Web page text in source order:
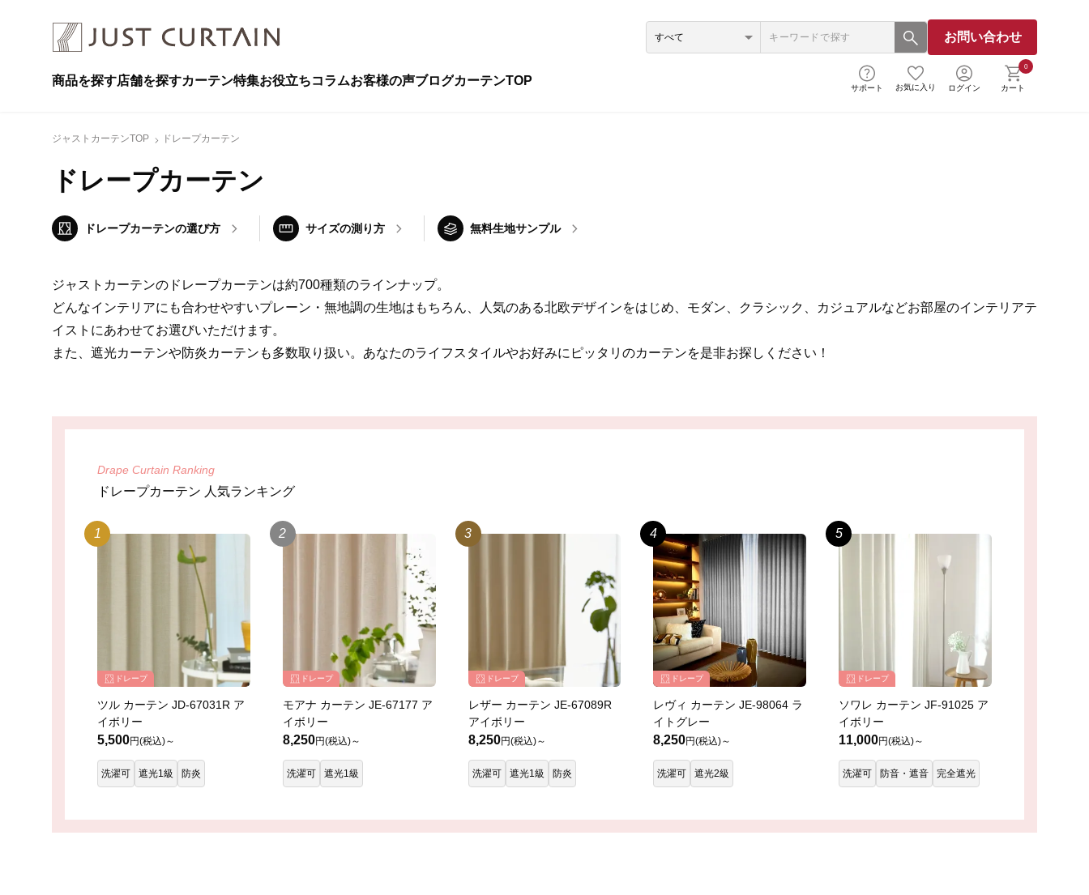
お問い合わせ
商品を探す店舗を探すカーテン特集お役立ちコラムお客様の声ブログカーテンTOP
サポート お気に入り ログイン
0
カート
ジャストカーテンTOP ドレープカーテン
ドレープカーテン
ドレープカーテンの選び方 サイズの測り方 無料生地サンプル
ジャストカーテンのドレープカーテンは約700種類のラインナップ。
どんなインテリアにも合わせやすいプレーン・無地調の生地はもちろん、人気のある北欧デザインをはじめ、モダン、クラシック、カジュアルなどお部屋のインテリアテ
イストにあわせてお選びいただけます。
また、遮光カーテンや防炎カーテンも多数取り扱い。あなたのライフスタイルやお好みにピッタリのカーテンを是非お探しください！
Drape Curtain Ranking
ドレープカーテン 人気ランキング
ドレープ
ツル カーテン JD-67031R ア
イボリー
5,500円(税込)～
洗濯可 遮光1級 防炎
ドレープ
モアナ カーテン JE-67177 ア
イボリー
8,250円(税込)～
洗濯可 遮光1級
ドレープ
レザー カーテン JE-67089R
アイボリー
8,250円(税込)～
洗濯可 遮光1級 防炎
ドレープ
レヴィ カーテン JE-98064 ラ
イトグレー
8,250円(税込)～
洗濯可 遮光2級
ドレープ
ソワレ カーテン JF-91025 ア
イボリー
11,000円(税込)～
洗濯可 防音・遮音 完全遮光